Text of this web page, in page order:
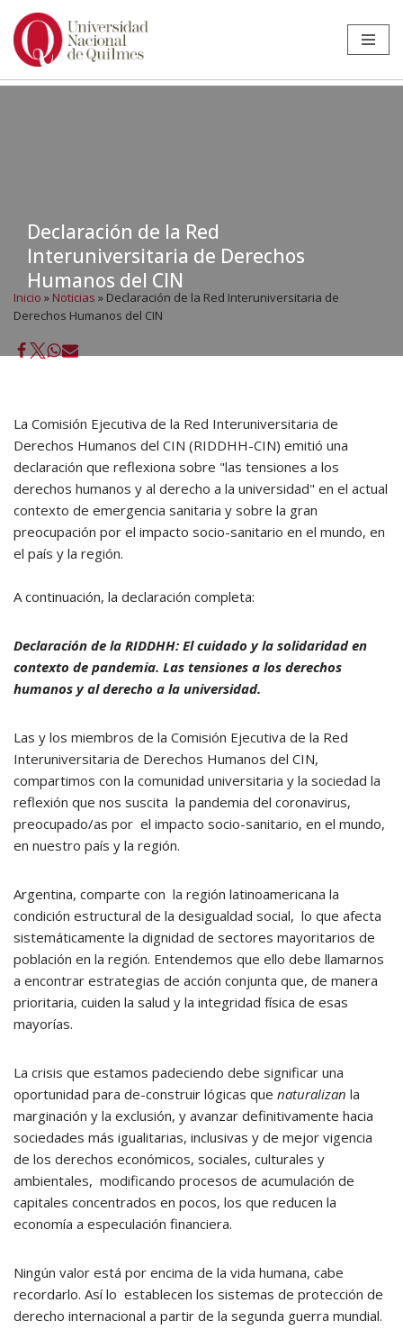
Ir
Declaración de la Red
Interuniversitaria de Derechos
Humanos del CIN
Inicio » Noticias » Declaración de la Red Interuniversitaria de
Derechos Humanos del CIN
La Comisión Ejecutiva de la Red Interuniversitaria de
Derechos Humanos del CIN (RIDDHH-CIN) emitió una
declaración que reflexiona sobre "las tensiones a los
derechos humanos y al derecho a la universidad" en el actual
contexto de emergencia sanitaria y sobre la gran
preocupación por el impacto socio-sanitario en el mundo, en
el país y la región.
A continuación, la declaración completa:
Declaración de la RIDDHH: El cuidado y la solidaridad en
contexto de pandemia. Las tensiones a los derechos
humanos y al derecho a la universidad.
Las y los miembros de la Comisión Ejecutiva de la Red
Interuniversitaria de Derechos Humanos del CIN,
compartimos con la comunidad universitaria y la sociedad la
reflexión que nos suscita la pandemia del coronavirus,
preocupado/as por el impacto socio-sanitario, en el mundo,
en nuestro país y la región.
Argentina, comparte con la región latinoamericana la
condición estructural de la desigualdad social, lo que afecta
sistemáticamente la dignidad de sectores mayoritarios de
población en la región. Entendemos que ello debe llamarnos
a encontrar estrategias de acción conjunta que, de manera
prioritaria, cuiden la salud y la integridad física de esas
mayorías.
La crisis que estamos padeciendo debe significar una
oportunidad para de-construir lógicas que naturalizan la
marginación y la exclusión, y avanzar definitivamente hacia
sociedades más igualitarias, inclusivas y de mejor vigencia
de los derechos económicos, sociales, culturales y
ambientales, modificando procesos de acumulación de
capitales concentrados en pocos, los que reducen la
economía a especulación financiera.
Ningún valor está por encima de la vida humana, cabe
recordarlo. Así lo establecen los sistemas de protección de
derecho internacional a partir de la segunda guerra mundial.